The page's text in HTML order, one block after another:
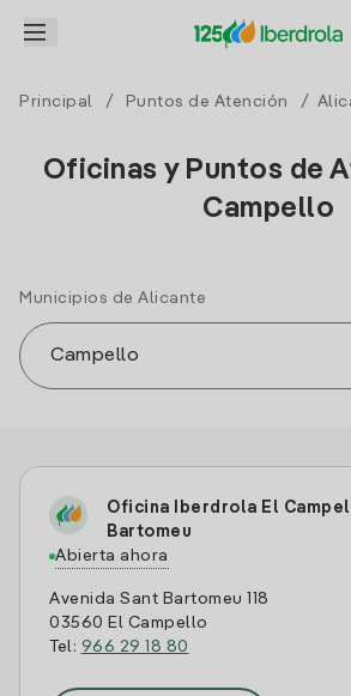
Principal / Puntos de Atención /
Oficinas y Puntos de
Campello
Municipios de Alicante
Oficina Iberdrola El
Bartomeu
Abierta ahora
Avenida Sant Bartomeu 118
03560 El Campello
Tel: 966 29 18 80